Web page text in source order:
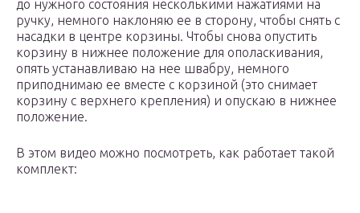
до нужного состояния несколькими нажатиями на
ручку, немного наклоняю ее в сторону, чтобы снять с
насадки в центре корзины. Чтобы снова опустить
корзину в нижнее положение для ополаскивания,
опять устанавливаю на нее швабру, немного
приподнимаю ее вместе с корзиной (это снимает
корзину с верхнего крепления) и опускаю в нижнее
положение.
В этом видео можно посмотреть, как работает такой
комплект: